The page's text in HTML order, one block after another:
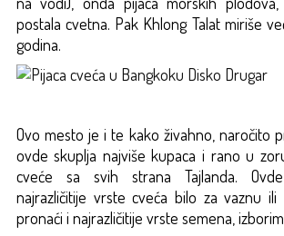
postala cvetna. Pak Khlong Talat miriše
godina.
Ovo mesto je i te kako živahno, naročito
ovde skuplja najviše kupaca i rano u
cveće sa svih strana Tajlanda.
najrazličitije vrste cveća bilo za vaznu ili
pronaći i najrazličitije vrste semena,